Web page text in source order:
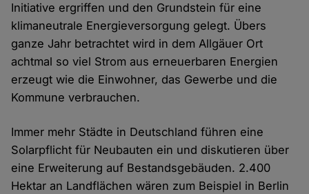
Initiative ergriffen und den Grundstein für eine
klimaneutrale Energieversorgung gelegt. Übers
ganze Jahr betrachtet wird in dem Allgäuer Ort
achtmal so viel Strom aus erneuerbaren Energien
erzeugt wie die Einwohner, das Gewerbe und die
Kommune verbrauchen.
Immer mehr Städte in Deutschland führen eine
Solarpflicht für Neubauten ein und diskutieren über
eine Erweiterung auf Bestandsgebäuden. 2.400
Hektar an Landflächen wären zum Beispiel in Berlin